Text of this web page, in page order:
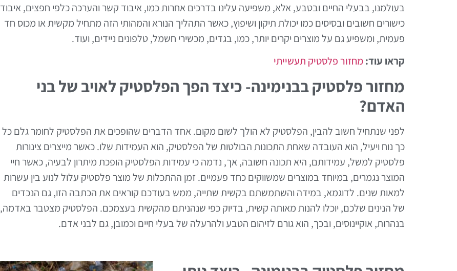
בעולמנו, בבעלי החיים ובטבע, אלא, משפיעה עלינו בדרכים אחרות כמו, איבוד קשר והערכה כלפי חפצים, איבוד
כישורים חשובים ובסיסים כמו יכולת תיקון ושיפוץ, כאשר התהליך הנורא והמהותי הזה מתחיל מקשית או מכוס חד
פעמית, ומשפיע גם על מוצרים יקרים יותר, כמו, בגדים, מכשירי חשמל, טלפונים ניידים, ועוד.
קראו עוד:מחזור פלסטיק תעשייתי
מחזור פלסטיק בבנימינה- כיצד הפך הפלסטיק לאויב של בני
האדם?
לפני שנתחיל חשוב להבין, הפלסטיק לא הולך לשום מקום. אחד הדברים שהופכים את הפלסטיק לחומר גלם כל
כך נוח ויעיל, הוא העובדה שאחת התכונות הבולטות של הפלסטיק, הוא העמידות שלו. כאשר מייצרים צינורות
פלסטיק למשל, עמידותם, היא תכונה חשובה, אך, נדמה כי עמידות הפלסטיק הופכת מיתרון לבעיה, כאשר חיי
המוצר נגמרים, במיוחד במוצרים שמשווקים כחד פעמיים. זמן ההתכלות של מוצר פלסטיק עלול לנוע בין עשרות
למאות שנים. לדוגמא, במידה והשתמשתם בקשית שתייה, ממש בעודכם קוראים את הכתבה הזו, גם הנכדים
של הנינים שלכם, יוכלו להנות מאותה קשית, בדיוק כפי שנהניתם מהקשית בעצמכם. הפלסטיק מצטבר באדמה,
בנהרות, אוקיינוסים, ובכך, הוא גורם לזיהום הטבע ולהרעלה של בעלי חיים וכמובן, גם לבני אדם.